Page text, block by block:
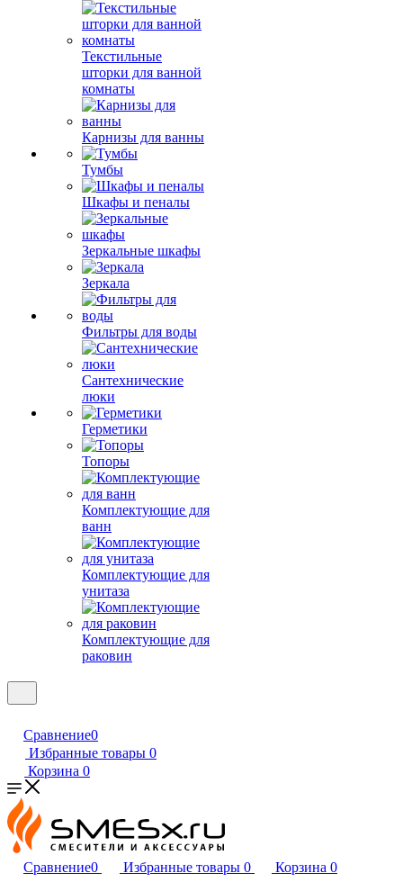
Текстильные
шторки для ванной
комнаты
Карнизы для ванны
Тумбы
Шкафы и пеналы
Зеркальные шкафы
Зеркала
Фильтры для воды
Сантехнические
люки
Герметики
Топоры
Комплектующие для
ванн
Комплектующие для
унитаза
Комплектующие для
раковин
Сравнение0
Избранные товары 0
Корзина 0
Сравнение0 Избранные товары 0 Корзина 0